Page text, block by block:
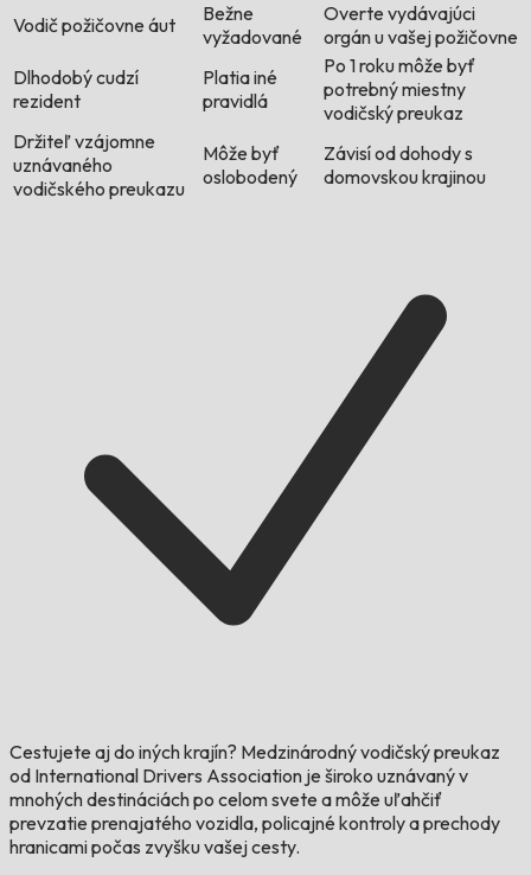
Vodič požičovne áut
Bežne
vyžadované
Overte vydávajúci
orgán u vašej požičovne
Dlhodobý cudzí
rezident
Platia iné
pravidlá
Po 1 roku môže byť
potrebný miestny
vodičský preukaz
Držiteľ vzájomne
uznávaného
vodičského preukazu
Môže byť
oslobodený
Závisí od dohody s
domovskou krajinou
Cestujete aj do iných krajín? Medzinárodný vodičský preukaz
od International Drivers Association je široko uznávaný v
mnohých destináciách po celom svete a môže uľahčiť
prevzatie prenajatého vozidla, policajné kontroly a prechody
hranicami počas zvyšku vašej cesty.